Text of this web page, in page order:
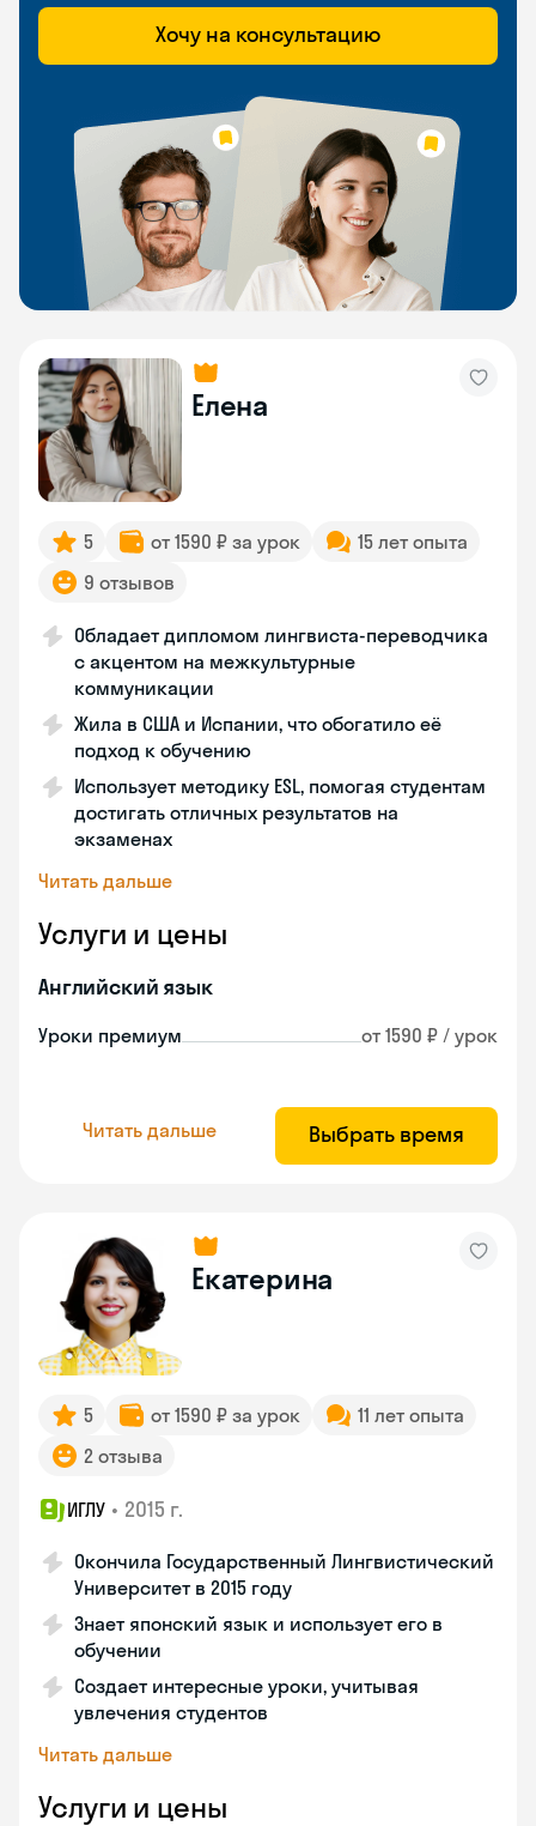
Хочу на консультацию
Елена
5 от 1590 ₽ за урок
15 лет опыта
9 отзывов
Обладает дипломом лингвиста-переводчика
с акцентом на межкультурные
коммуникации
Жила в США и Испании, что обогатило её
подход к обучению
Использует методику ESL, помогая студентам
достигать отличных результатов на
экзаменах
Читать дальше
Услуги и цены
Английский язык
Уроки премиум от 1590 ₽ / урок
Читать дальше Выбрать время
Екатерина
5 от 1590 ₽ за урок
11 лет опыта
2 отзыва
ИГЛУ • 2015 г.
Окончила Государственный Лингвистический
Университет в 2015 году
Знает японский язык и использует его в
обучении
Создает интересные уроки, учитывая
увлечения студентов
Читать дальше
Услуги и цены